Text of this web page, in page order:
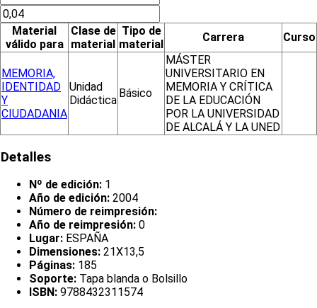
Material
válido para
Clase de
material
Tipo de
material
Carrera Curso
MEMORIA,
IDENTIDAD
Y
CIUDADANIA
Unidad
Didáctica
Básico
MÁSTER
UNIVERSITARIO EN
MEMORIA Y CRÍTICA
DE LA EDUCACIÓN
POR LA UNIVERSIDAD
DE ALCALÁ Y LA UNED
Detalles
Nº de edición: 1
Año de edición: 2004
Número de reimpresión:
Año de reimpresión: 0
Lugar: ESPAÑA
Dimensiones: 21X13,5
Páginas: 185
Soporte: Tapa blanda o Bolsillo
ISBN: 9788432311574